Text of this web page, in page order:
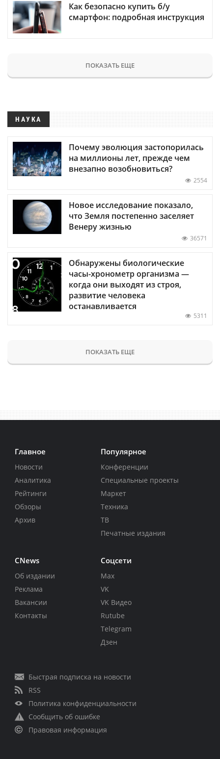
Как безопасно купить б/у
смартфон: подробная инструкция
ПОКАЗАТЬ ЕЩЕ
НАУКА
Почему эволюция застопорилась
на миллионы лет, прежде чем
внезапно возобновиться?
2554
Новое исследование показало,
что Земля постепенно заселяет
Венеру жизнью
36571
Обнаружены биологические
часы-хронометр организма —
когда они выходят из строя,
развитие человека
останавливается
5311
ПОКАЗАТЬ ЕЩЕ
Главное
Новости
Аналитика
Рейтинги
Обзоры
Архив
Популярное
Конференции
Специальные проекты
Маркет
Техника
ТВ
Печатные издания
CNews
Об издании
Реклама
Вакансии
Контакты
Соцсети
Max
VK
VK Видео
Rutube
Telegram
Дзен
Быстрая подписка на новости
RSS
Политика конфиденциальности
Сообщить об ошибке
Правовая информация